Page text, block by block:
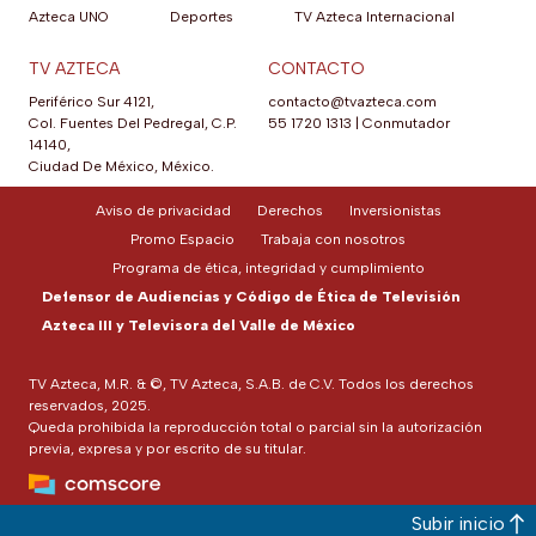
Azteca UNO
Deportes
TV Azteca Internacional
TV AZTECA
Periférico Sur 4121,
Col. Fuentes Del Pedregal, C.P.
14140,
Ciudad De México, México.
CONTACTO
contacto@tvazteca.com
55 1720 1313
Conmutador
TV Azteca, M.R. & ©, TV Azteca, S.A.B. de C.V. Todos los derechos
reservados, 2025.
Queda prohibida la reproducción total o parcial sin la autorización
previa, expresa y por escrito de su titular.
Aviso de privacidad Derechos
Inversionistas
Promo Espacio
Trabaja con nosotros
Programa de ética, integridad y cumplimiento
Defensor de Audiencias y Código de Ética de Televisión
Azteca III y Televisora del Valle de México
Subir inicio